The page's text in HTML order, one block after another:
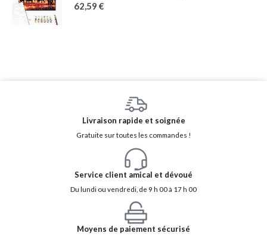
62,59 €
Livraison rapide et soignée
Gratuite sur toutes les commandes !
Service client amical et dévoué
Du lundi ou vendredi, de 9 h 00 à 17 h 00
Moyens de paiement sécurisé